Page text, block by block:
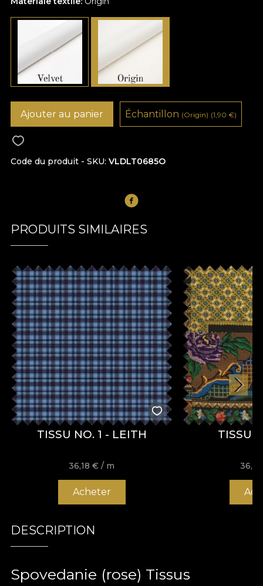
Code du produit - SKU VLDLT0685O
Ajouter au panier Échantillon (Origin) (1,90 €)
PRODUITS SIMILAIRES
TISSU NO. 1 - LEITH
36,18€ / m
Acheter
TISSU
DESCRIPTION
Spovedanie (rose) Tissus